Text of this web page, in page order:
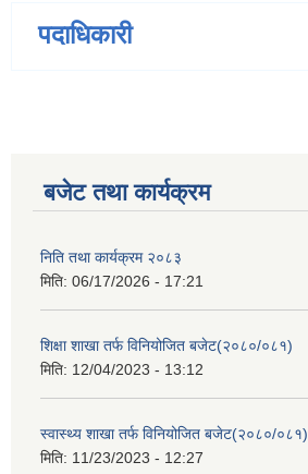
पदाधिकारी
बजेट तथा कार्यक्रम
निति तथा कार्यक्रम २०८३
मिति: 06/17/2026 - 17:21
शिक्षा शाखा तर्फ विनियोजित बजेट(२०८०/०८१)
मिति: 12/04/2023 - 13:12
स्वास्थ्य शाखा तर्फ विनियोजित बजेट(२०८०/०८१)
मिति: 11/23/2023 - 12:27